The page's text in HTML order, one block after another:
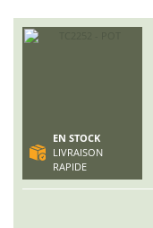
EN STOCK
LIVRAISON
RAPIDE